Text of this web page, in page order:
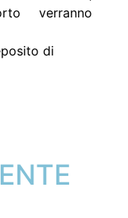
verranno
di